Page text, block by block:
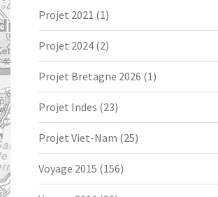
Projet 2021 (1)
Projet 2024 (2)
Projet Bretagne 2026 (1)
Projet Indes (23)
Projet Viet-Nam (25)
Voyage 2015 (156)